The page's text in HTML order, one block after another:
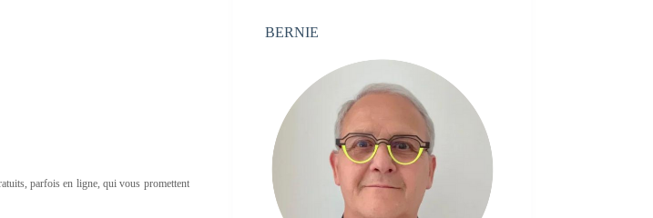
parfois en ligne, qui vous promettent
BERNIE